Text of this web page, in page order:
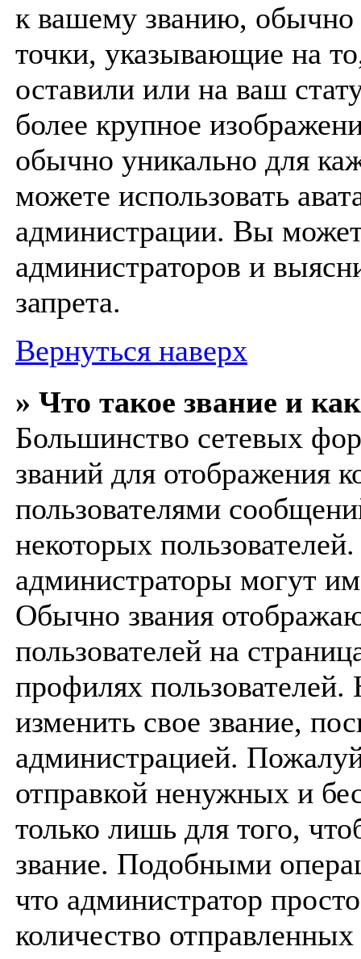
к вашему званию, обычно
точки, указывающие на
оставили или на ваш
более крупное
обычно уникально для
можете использовать
администрации. Вы
администраторов и
запрета.
Вернуться наверх
» Что такое звание и
Большинство сетевых
званий для отображения
пользователями
некоторых
администраторы могут
Обычно звания
пользователей на
профилях
изменить свое звание,
администрацией.
отправкой ненужных и
только лишь для того,
звание. Подобными
что администратор
количество